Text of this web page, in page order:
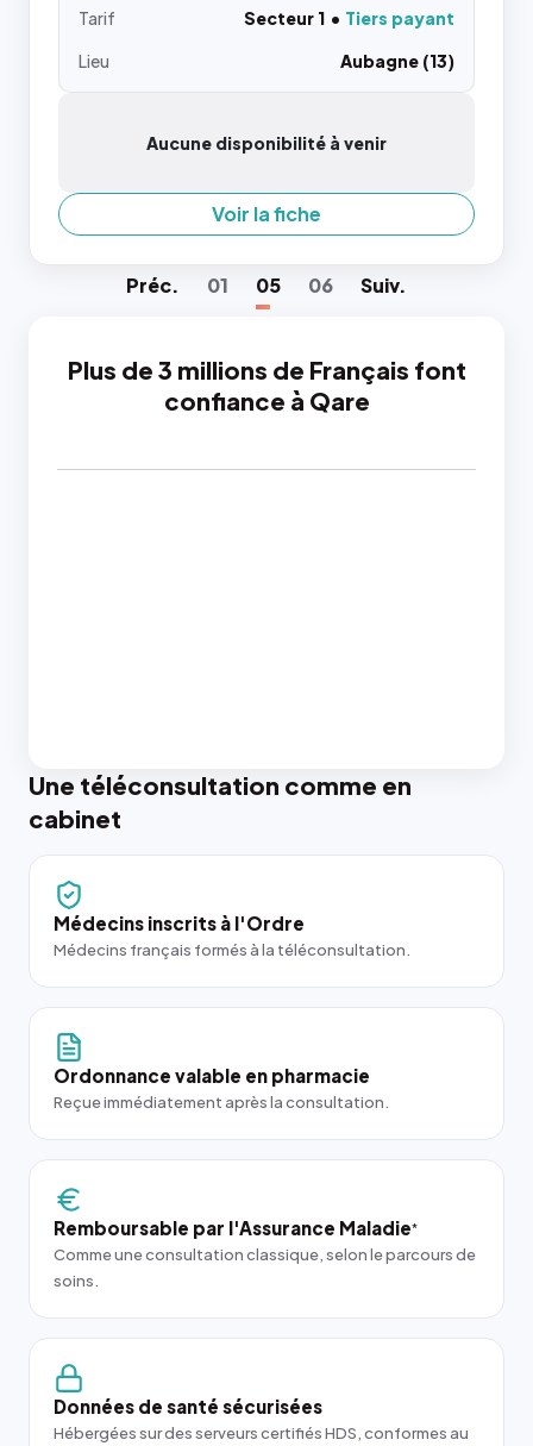
Tarif Secteur 1
Tiers payant
Lieu
Aubagne (13)
Aucune disponibilité à venir
Voir la fiche
Préc. 01 05 06 Suiv.
Plus de 3 millions de Français font
confiance à Qare
Une téléconsultation comme en
cabinet
Médecins inscrits à l'Ordre
Médecins français formés à la téléconsultation.
Ordonnance valable en pharmacie
Reçue immédiatement après la consultation.
Remboursable par l'Assurance Maladie*
Comme une consultation classique, selon le parcours de
soins.
Données de santé sécurisées
Hébergées sur des serveurs certifiés HDS, conformes au